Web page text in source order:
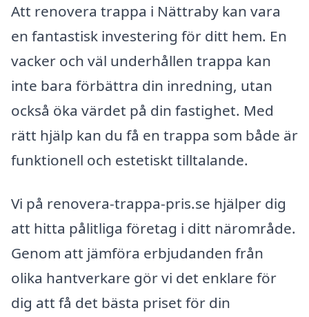
Att renovera trappa i Nättraby kan vara
en fantastisk investering för ditt hem. En
vacker och väl underhållen trappa kan
inte bara förbättra din inredning, utan
också öka värdet på din fastighet. Med
rätt hjälp kan du få en trappa som både är
funktionell och estetiskt tilltalande.
Vi på renovera-trappa-pris.se hjälper dig
att hitta pålitliga företag i ditt närområde.
Genom att jämföra erbjudanden från
olika hantverkare gör vi det enklare för
dig att få det bästa priset för din